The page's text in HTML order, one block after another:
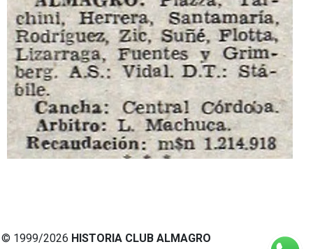
© 1999/2026 HISTORIA CLUB ALMAGRO